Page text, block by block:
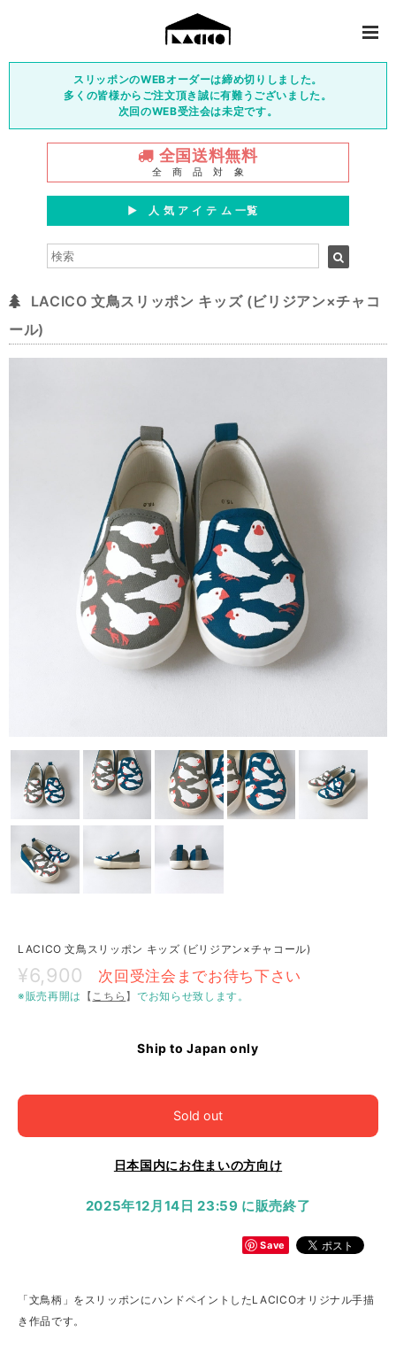
スリッポンのWEBオーダーは締め切りしました。
多くの皆様からご注文頂き誠に有難うございました。
次回のWEB受注会は未定です。
全国送料無料
全 商 品 対 象
▶︎ 人 気 ア イ テ ム 一覧
LACICO 文鳥スリッポン キッズ (ビリジアン×チャコ
ール)
LACICO 文鳥スリッポン キッズ (ビリジアン×チャコール)
¥6,900 次回受注会までお待ち下さい
※販売再開は 【こちら 】でお知らせ致します。
Ship to Japan only
Sold out
日本国内にお住まいの方向け
2025年12月14日 23:59 に販売終了
Save
「文鳥柄」をスリッポンにハンドペイントしたLACICOオリジナル手描
き作品です。